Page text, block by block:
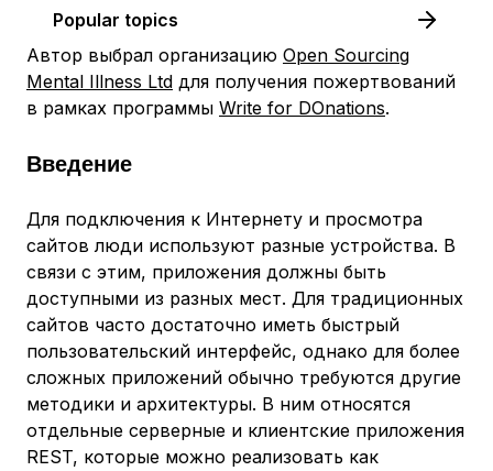
Popular topics
Автор выбрал организацию Open Sourcing
Mental Illness Ltd для получения пожертвований
в рамках программы Write for DOnations.
Введение
Для подключения к Интернету и просмотра
сайтов люди используют разные устройства. В
связи с этим, приложения должны быть
доступными из разных мест. Для традиционных
сайтов часто достаточно иметь быстрый
пользовательский интерфейс, однако для более
сложных приложений обычно требуются другие
методики и архитектуры. В ним относятся
отдельные серверные и клиентские приложения
REST, которые можно реализовать как